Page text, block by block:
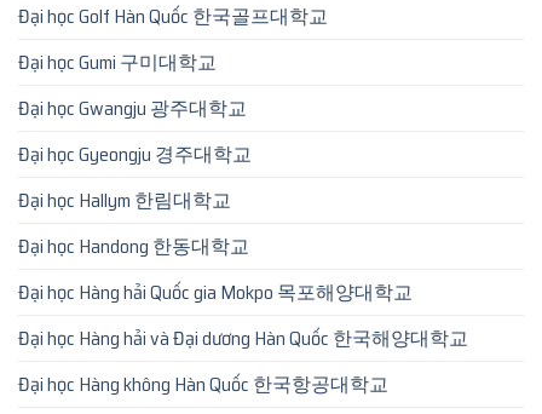
Đại học Golf Hàn Quốc 한국골프대학교
Đại học Gumi 구미대학교
Đại học Gwangju 광주대학교
Đại học Gyeongju 경주대학교
Đại học Hallym 한림대학교
Đại học Handong 한동대학교
Đại học Hàng hải Quốc gia Mokpo 목포해양대학교
Đại học Hàng hải và Đại dương Hàn Quốc 한국해양대학교
Đại học Hàng không Hàn Quốc 한국항공대학교